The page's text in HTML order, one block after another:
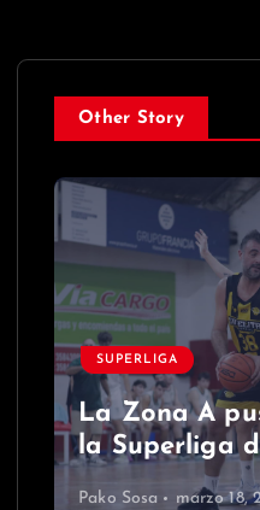
Other Story
SUPERLIGA
La Zona A
la Superliga
Pako Sosa marzo 18,